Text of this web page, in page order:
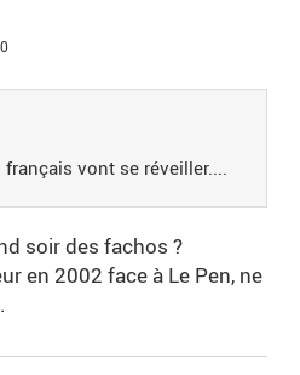
vont se réveiller....
soir des fachos ?
en 2002 face à Le Pen, ne